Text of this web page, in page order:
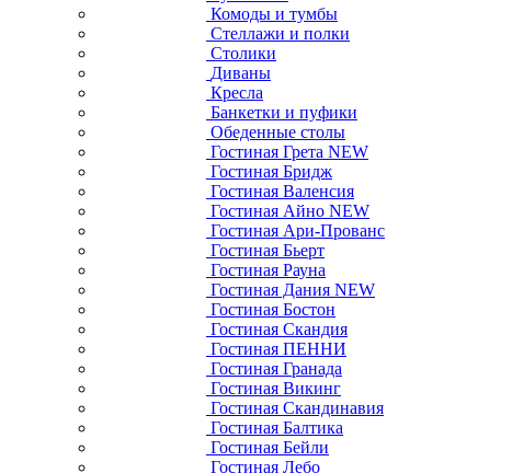
Комоды и тумбы
Стеллажи и полки
Столики
Диваны
Кресла
Банкетки и пуфики
Обеденные столы
Гостиная Грета NEW
Гостиная Бридж
Гостиная Валенсия
Гостиная Айно NEW
Гостиная Ари-Прованс
Гостиная Бьерт
Гостиная Рауна
Гостиная Дания NEW
Гостиная Бостон
Гостиная Скандия
Гостиная ПЕННИ
Гостиная Гранада
Гостиная Викинг
Гостиная Скандинавия
Гостиная Балтика
Гостиная Бейли
Гостиная Лебо